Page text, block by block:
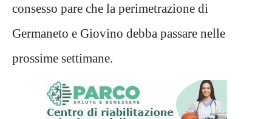
consesso pare che la perimetrazione di
Germaneto e Giovino debba passare nelle
prossime settimane.